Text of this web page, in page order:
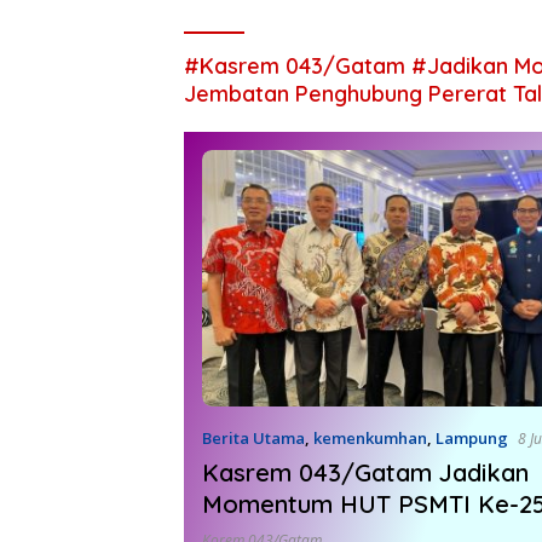
#Kasrem 043/Gatam #Jadikan
Jembatan Penghubung Pererat
Berita Utama, kemenkumhan, Lampung 8
Kasrem 043/Gatam Jadikan
Momentum HUT PSMTI Ke-
Jembatan Penghubung